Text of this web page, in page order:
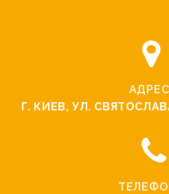
Г. КИЕВ, УЛ.